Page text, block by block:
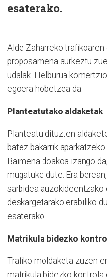
esaterako.
Alde Zaharreko
proposamena aurkeztu
udalak. Helburua
egoera hobetzea da.
Planteatutako aldaketak
Planteatu dituzten
batez bakarrik
Baimena doakoa izango
mugatuko dute. Era
sarbidea auzokideentzako
deskargetarako erabiliko
esaterako.
Matrikula bidezko
Trafiko moldaketa zuzen
matrikula bidezko kontrola